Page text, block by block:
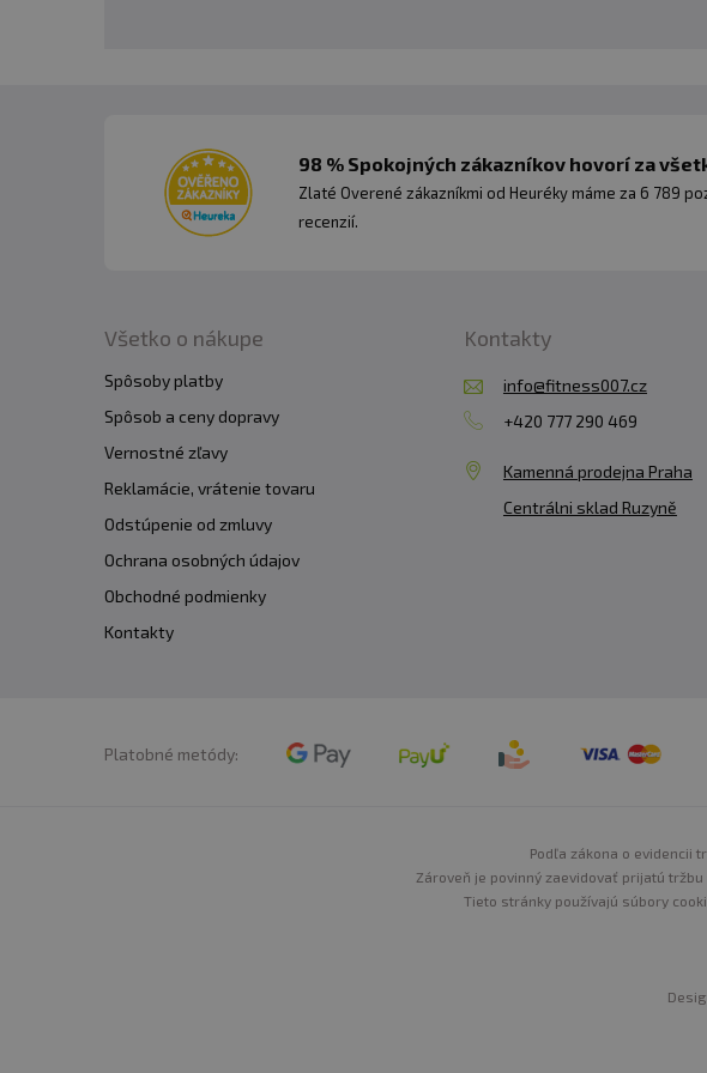
98 % Spokojných zákazníkov hovorí za
Zlaté Overené zákazníkmi od Heuréky máme za 6 789
recenzií.
Všetko o nákupe
Spôsoby platby
Spôsob a ceny dopravy
Vernostné zľavy
Reklamácie, vrátenie tovaru
Odstúpenie od zmluvy
Ochrana osobných údajov
Obchodné podmienky
Kontakty
Kontakty
info@fitness007.cz
+420 777 290 469
Kamenná prodejna Praha
Centrálni sklad Ruzyně
Platobné metódy:
Podľa zákona o evidencii
Zároveň je povinný zaevidovať prijatú
Tieto stránky používajú súbory